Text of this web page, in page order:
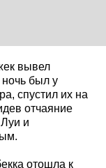
вывел
ночь был у
спустил их на
отчаяние
и
отошла к